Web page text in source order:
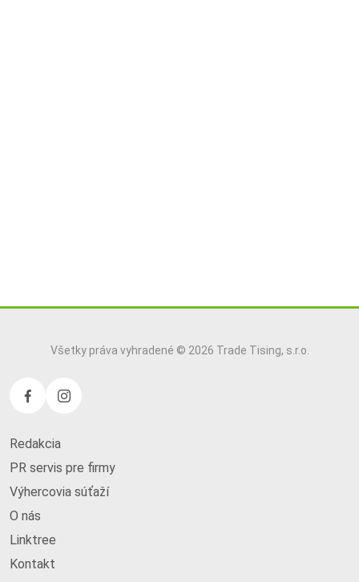
Všetky práva vyhradené © 2026 Trade Tising, s.r.o.
Redakcia
PR servis pre firmy
Výhercovia súťaží
O nás
Linktree
Kontakt